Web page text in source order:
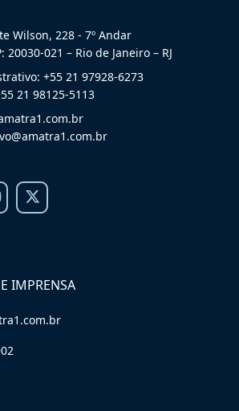
Wilson, 228 - 7º Andar
20030-021 – Rio de Janeiro – RJ
+55 21 97928-6273
21 98125-5113
IMPRENSA